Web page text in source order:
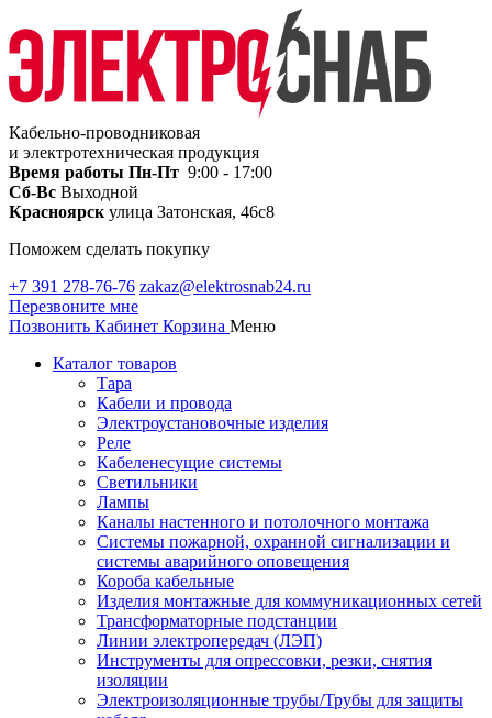
Кабельно-проводниковая
и электротехническая продукция
Время работы Пн-Пт 9:00 - 17:00
Сб-Вс Выходной
Красноярск улица Затонская, 46с8
Поможем сделать покупку
+7 391 278-76-76 zakaz@elektrosnab24.ru
Перезвоните мне
Позвонить Кабинет Корзина Меню
Каталог товаров
Тара
Кабели и провода
Электроустановочные изделия
Реле
Кабеленесущие системы
Светильники
Лампы
Каналы настенного и потолочного монтажа
Системы пожарной, охранной сигнализации и
системы аварийного оповещения
Короба кабельные
Изделия монтажные для коммуникационных сетей
Трансформаторные подстанции
Линии электропередач (ЛЭП)
Инструменты для опрессовки, резки, снятия
изоляции
Электроизоляционные трубы/Трубы для защиты